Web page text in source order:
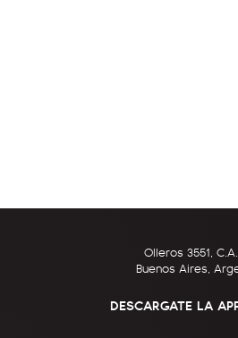
Olleros 3551,
Buenos Aires,
DESCARGATE LA